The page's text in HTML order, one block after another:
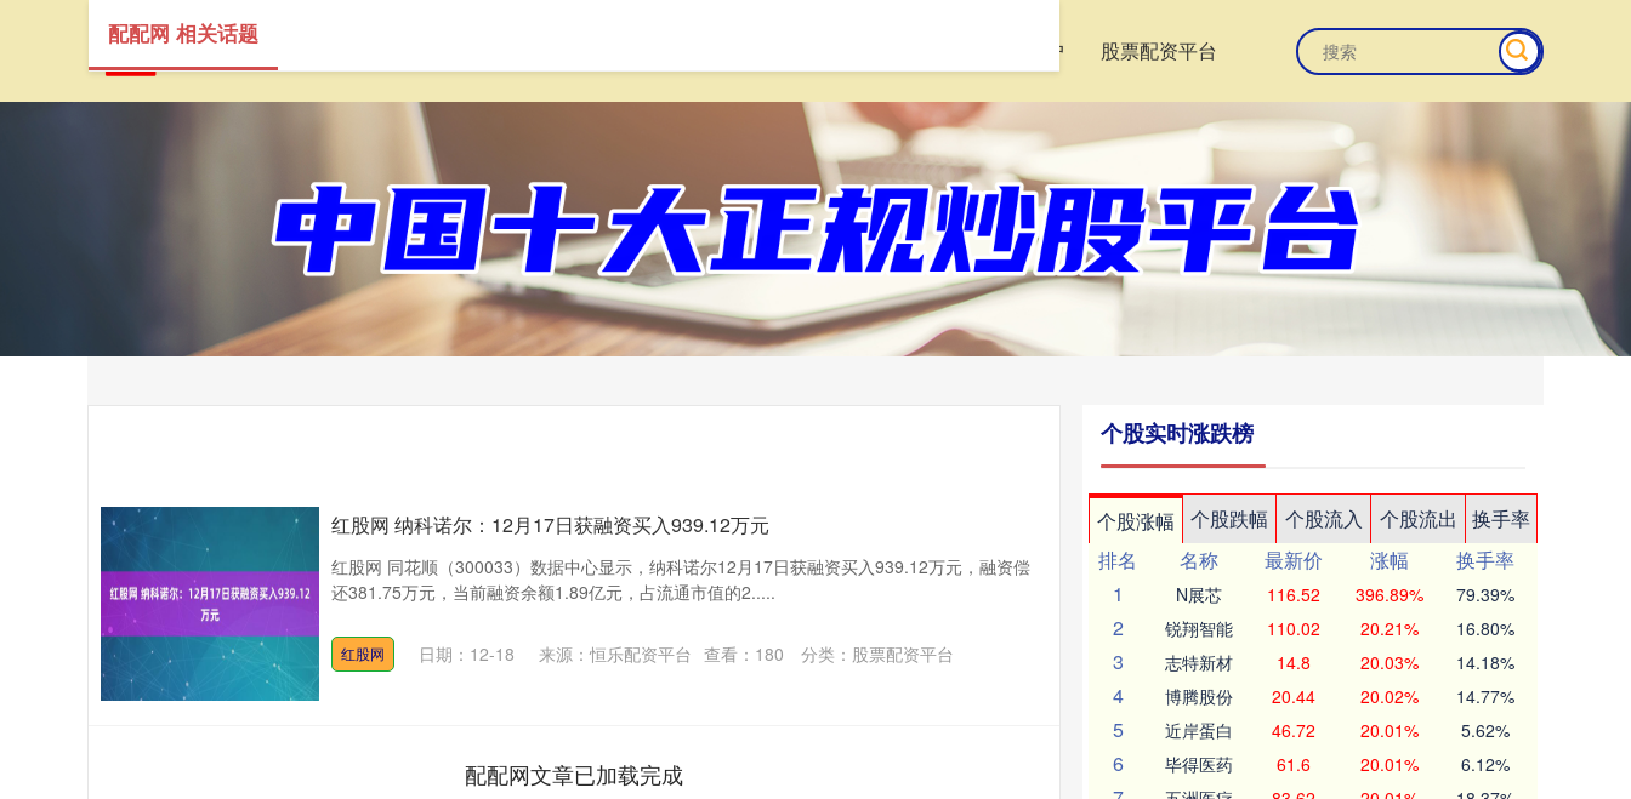
配资开户 股票配资平台
配配网 相关话题
红股网 纳科诺尔：12月17日获融资买入939.12万元
红股网 同花顺（300033）数据中心显示，纳科诺尔12月17日获融资买入939.12万元，融资偿
还381.75万元，当前融资余额1.89亿元，占流通市值的2.....
红股网 日期：12-18 来源：恒乐配资平台 查看： 180 分类： 股票配资平台
配配网文章已加载完成
个股实时涨跌榜
个股涨幅 个股跌幅 个股流入 个股流出
换手率
排名
名称 最新价 涨幅
换手率
1
N展芯 116.52 396.89% 79.39%
2 锐翔智能 110.02 20.21% 16.80%
3 志特新材 14.8 20.03% 14.18%
4 博腾股份 20.44 20.02% 14.77%
5 近岸蛋白 46.72 20.01% 5.62%
6 毕得医药 61.6 20.01% 6.12%